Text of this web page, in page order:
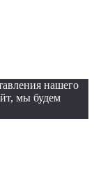
нашего
мы будем